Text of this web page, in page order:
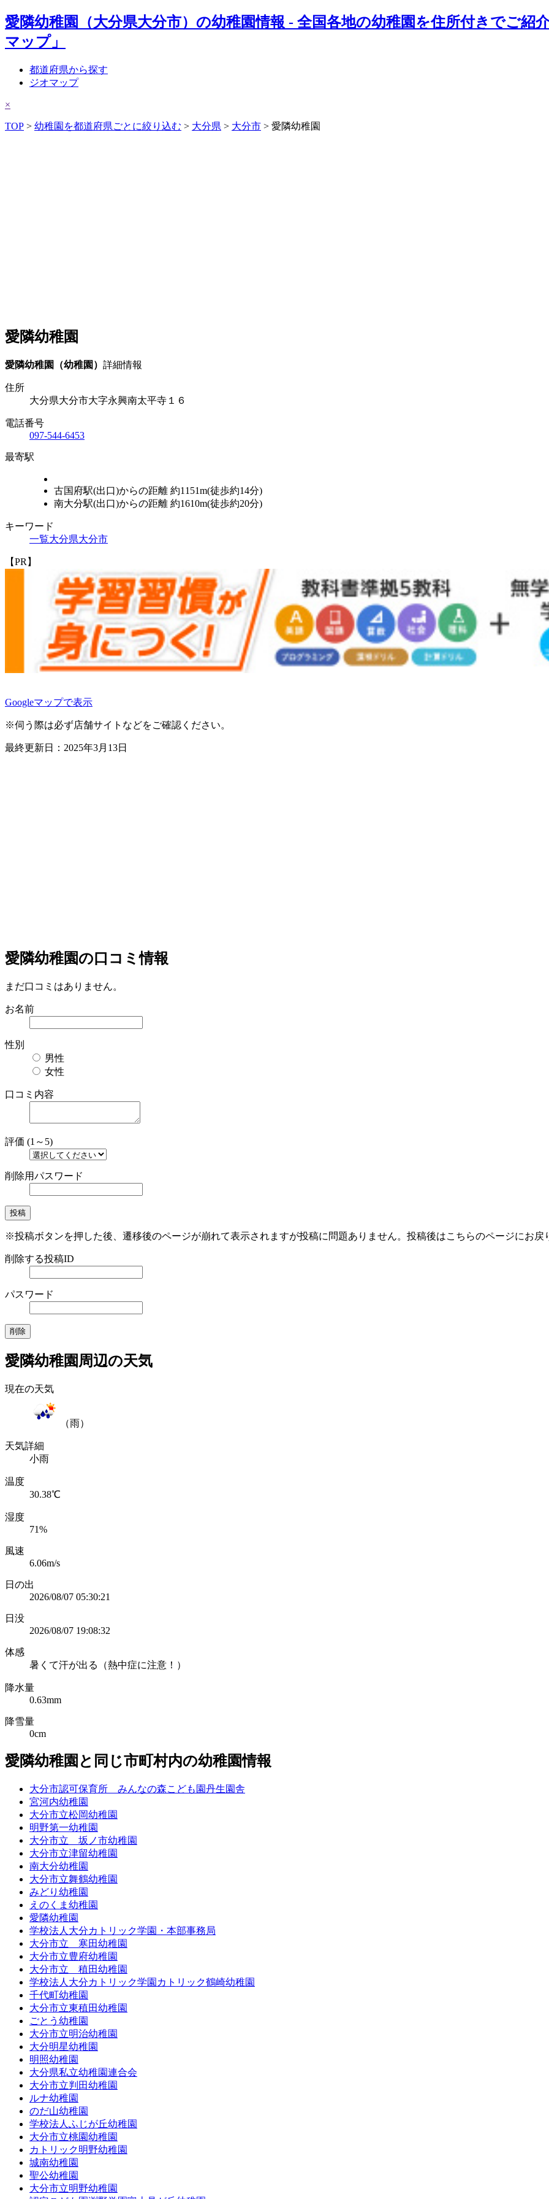
愛隣幼稚園（大分県大分市）の幼稚園情報 - 全国各地の幼稚園を住所付きでご紹
マップ」
都道府県から探す
ジオマップ
×
TOP > 幼稚園を都道府県ごとに絞り込む > 大分県 > 大分市 > 愛隣幼稚園
愛隣幼稚園
愛隣幼稚園（幼稚園） 詳細情報
住所
大分県大分市大字永興南太平寺１６
電話番号
097-544-6453
最寄駅
古国府駅(出口)からの距離 約1151m(徒歩約14分)
南大分駅(出口)からの距離 約1610m(徒歩約20分)
キーワード
一覧大分県大分市
【PR】
Googleマップで表示
※伺う際は必ず店舗サイトなどをご確認ください。
最終更新日：2025年3月13日
愛隣幼稚園の口コミ情報
まだ口コミはありません。
お名前
性別
男性
女性
口コミ内容
評価 (1～5)
削除用パスワード
※投稿ボタンを押した後、遷移後のページが崩れて表示されますが投稿に問題ありません。投稿後はこちらのページにお戻
削除する投稿ID
パスワード
愛隣幼稚園周辺の天気
現在の天気
（雨）
天気詳細
小雨
温度
30.38℃
湿度
71%
風速
6.06m/s
日の出
2026/08/07 05:30:21
日没
2026/08/07 19:08:32
体感
暑くて汗が出る（熱中症に注意！）
降水量
0.63mm
降雪量
0cm
愛隣幼稚園と同じ市町村内の幼稚園情報
大分市認可保育所 みんなの森こども園丹生園舎
宮河内幼稚園
大分市立松岡幼稚園
明野第一幼稚園
大分市立 坂ノ市幼稚園
大分市立津留幼稚園
南大分幼稚園
大分市立舞鶴幼稚園
みどり幼稚園
えのくま幼稚園
愛隣幼稚園
学校法人大分カトリック学園・本部事務局
大分市立 寒田幼稚園
大分市立豊府幼稚園
大分市立 稙田幼稚園
学校法人大分カトリック学園カトリック鶴崎幼稚園
千代町幼稚園
大分市立東稙田幼稚園
ごとう幼稚園
大分市立明治幼稚園
大分明星幼稚園
明照幼稚園
大分県私立幼稚園連合会
大分市立判田幼稚園
ルナ幼稚園
のだ山幼稚園
学校法人ふじが丘幼稚園
大分市立桃園幼稚園
カトリック明野幼稚園
城南幼稚園
聖公幼稚園
大分市立明野幼稚園